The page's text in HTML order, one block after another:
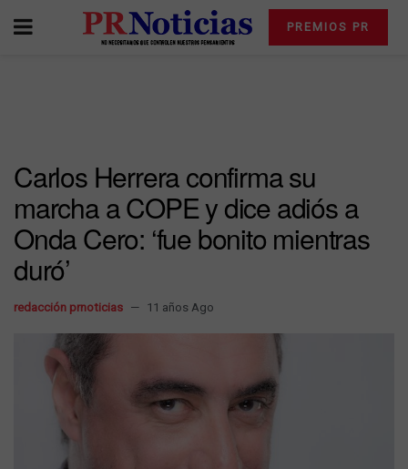
PREMIOS PR
Carlos Herrera confirma su
marcha a COPE y dice adiós a
Onda Cero: ‘fue bonito mientras
duró’
redacción prnoticias 11 años Ago